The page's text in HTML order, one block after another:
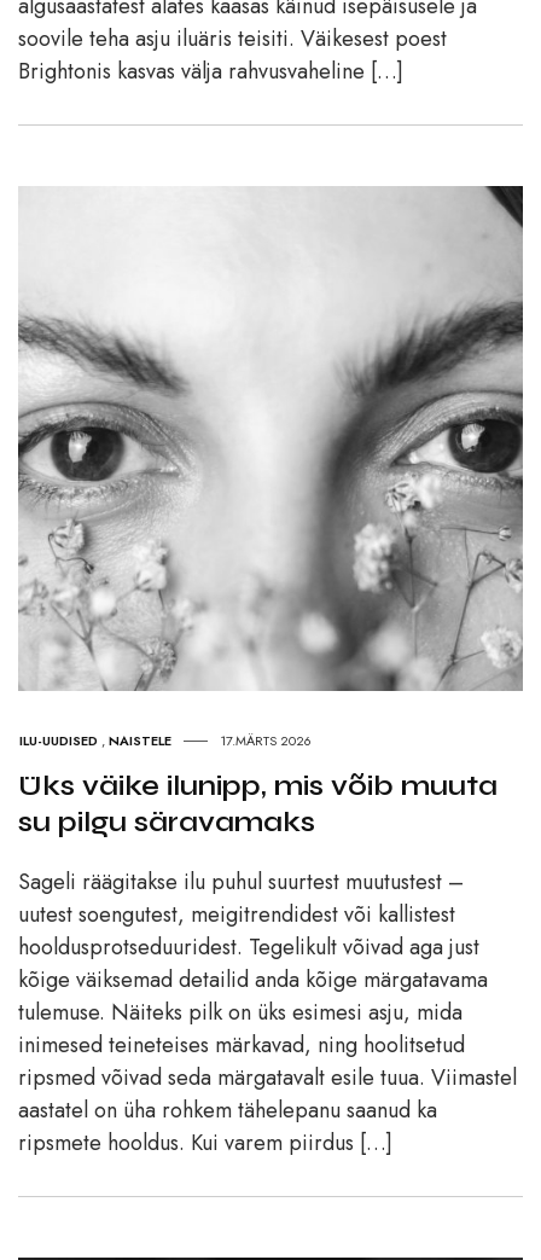
soovile teha asju iluäris teisiti. Väikesest poest
Brightonis kasvas välja rahvusvaheline […]
ILU-UUDISED ,NAISTELE 17.MÄRTS 2026
Üks väike ilunipp, mis võib muuta
su pilgu säravamaks
Sageli räägitakse ilu puhul suurtest muutustest –
uutest soengutest, meigitrendidest või kallistest
hooldusprotseduuridest. Tegelikult võivad aga just
kõige väiksemad detailid anda kõige märgatavama
tulemuse. Näiteks pilk on üks esimesi asju, mida
inimesed teineteises märkavad, ning hoolitsetud
ripsmed võivad seda märgatavalt esile tuua. Viimastel
aastatel on üha rohkem tähelepanu saanud ka
ripsmete hooldus. Kui varem piirdus […]